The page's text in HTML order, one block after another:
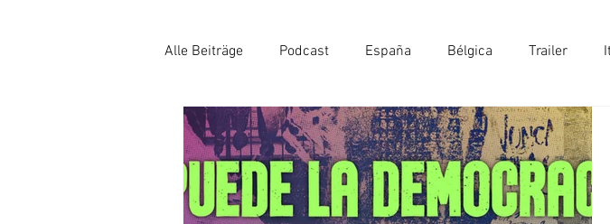
Alle Beiträge Podcast España Bélgica Trailer
Lo que hay que leer India Alemania Brasil
Chile Hungría Análisis a fondo Serbia